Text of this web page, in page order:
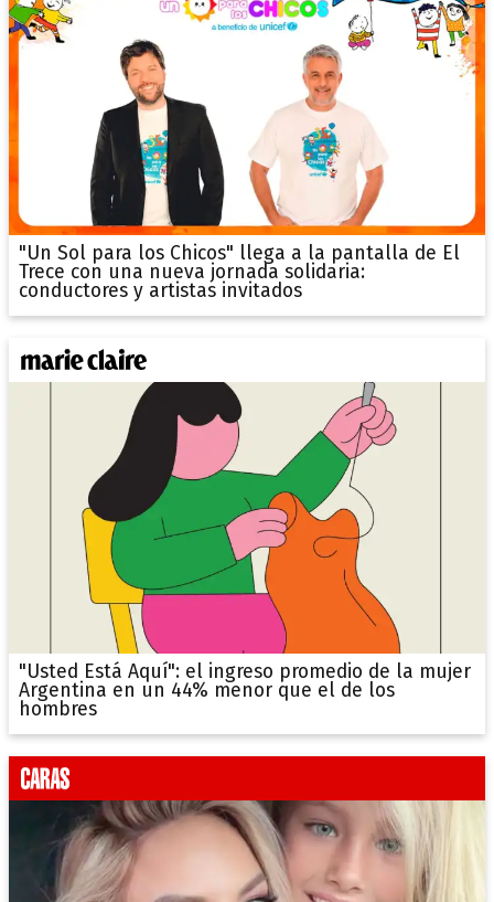
"Un Sol para los Chicos" llega a la pantalla de El
Trece con una nueva jornada solidaria:
conductores y artistas invitados
"Usted Está Aquí": el ingreso promedio de la mujer
Argentina en un 44% menor que el de los
hombres